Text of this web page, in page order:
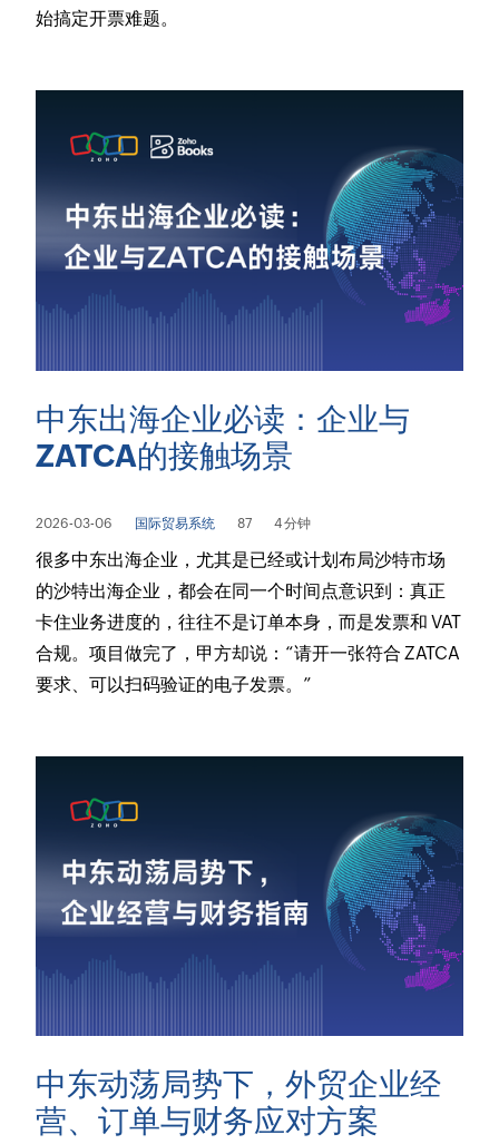
始搞定开票难题。
中东出海企业必读：企业与
ZATCA的接触场景
2026-03-06 国际贸易系统 87 4 分钟
很多中东出海企业，尤其是已经或计划布局沙特市场
的沙特出海企业，都会在同一个时间点意识到：真正
卡住业务进度的，往往不是订单本身，而是发票和 VAT
合规。项目做完了，甲方却说：“请开一张符合 ZATCA
要求、可以扫码验证的电子发票。”
中东动荡局势下，外贸企业经
营、订单与财务应对方案